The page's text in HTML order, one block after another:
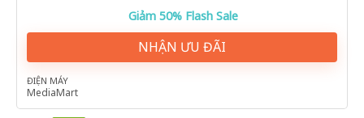
Giảm 50% Flash Sale
NHẬN ƯU ĐÃI
ĐIỆN MÁY
MediaMart